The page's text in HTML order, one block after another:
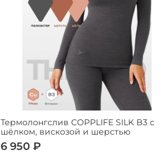
Термолонгслив COPPLIFE SILK B3 с
шёлком, вискозой и шерстью
6 950 ₽